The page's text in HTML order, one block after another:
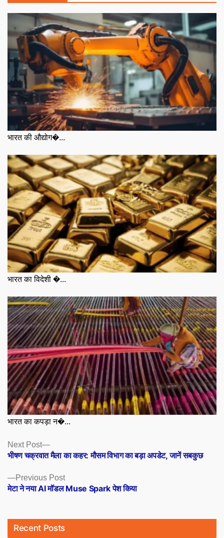
भारत की औद्योग�...
भारत का विदेशी �...
भारत का कपड़ा न�...
Posts
navigation
Previous PostPrevious
post:
मेटा ने नया AI मॉडल Muse Spark पेश किया
Next Post
Next
post:
भीषण चक्रवात मैला का कहर: मौसम विभाग का बड़ा अपडेट, जानें सबकुछ
Recent Posts